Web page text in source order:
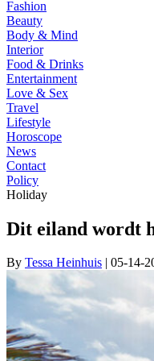
Fashion
Beauty
Body & Mind
Interior
Food & Drinks
Entertainment
Love & Sex
Travel
Lifestyle
Horoscope
News
Contact
Policy
Holiday
Dit eiland wordt
By Tessa Heinhuis | 05-14-